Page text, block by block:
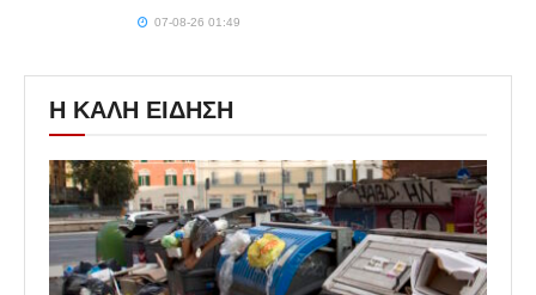
07-08-26 01:49
Η ΚΑΛΗ ΕΙΔΗΣΗ